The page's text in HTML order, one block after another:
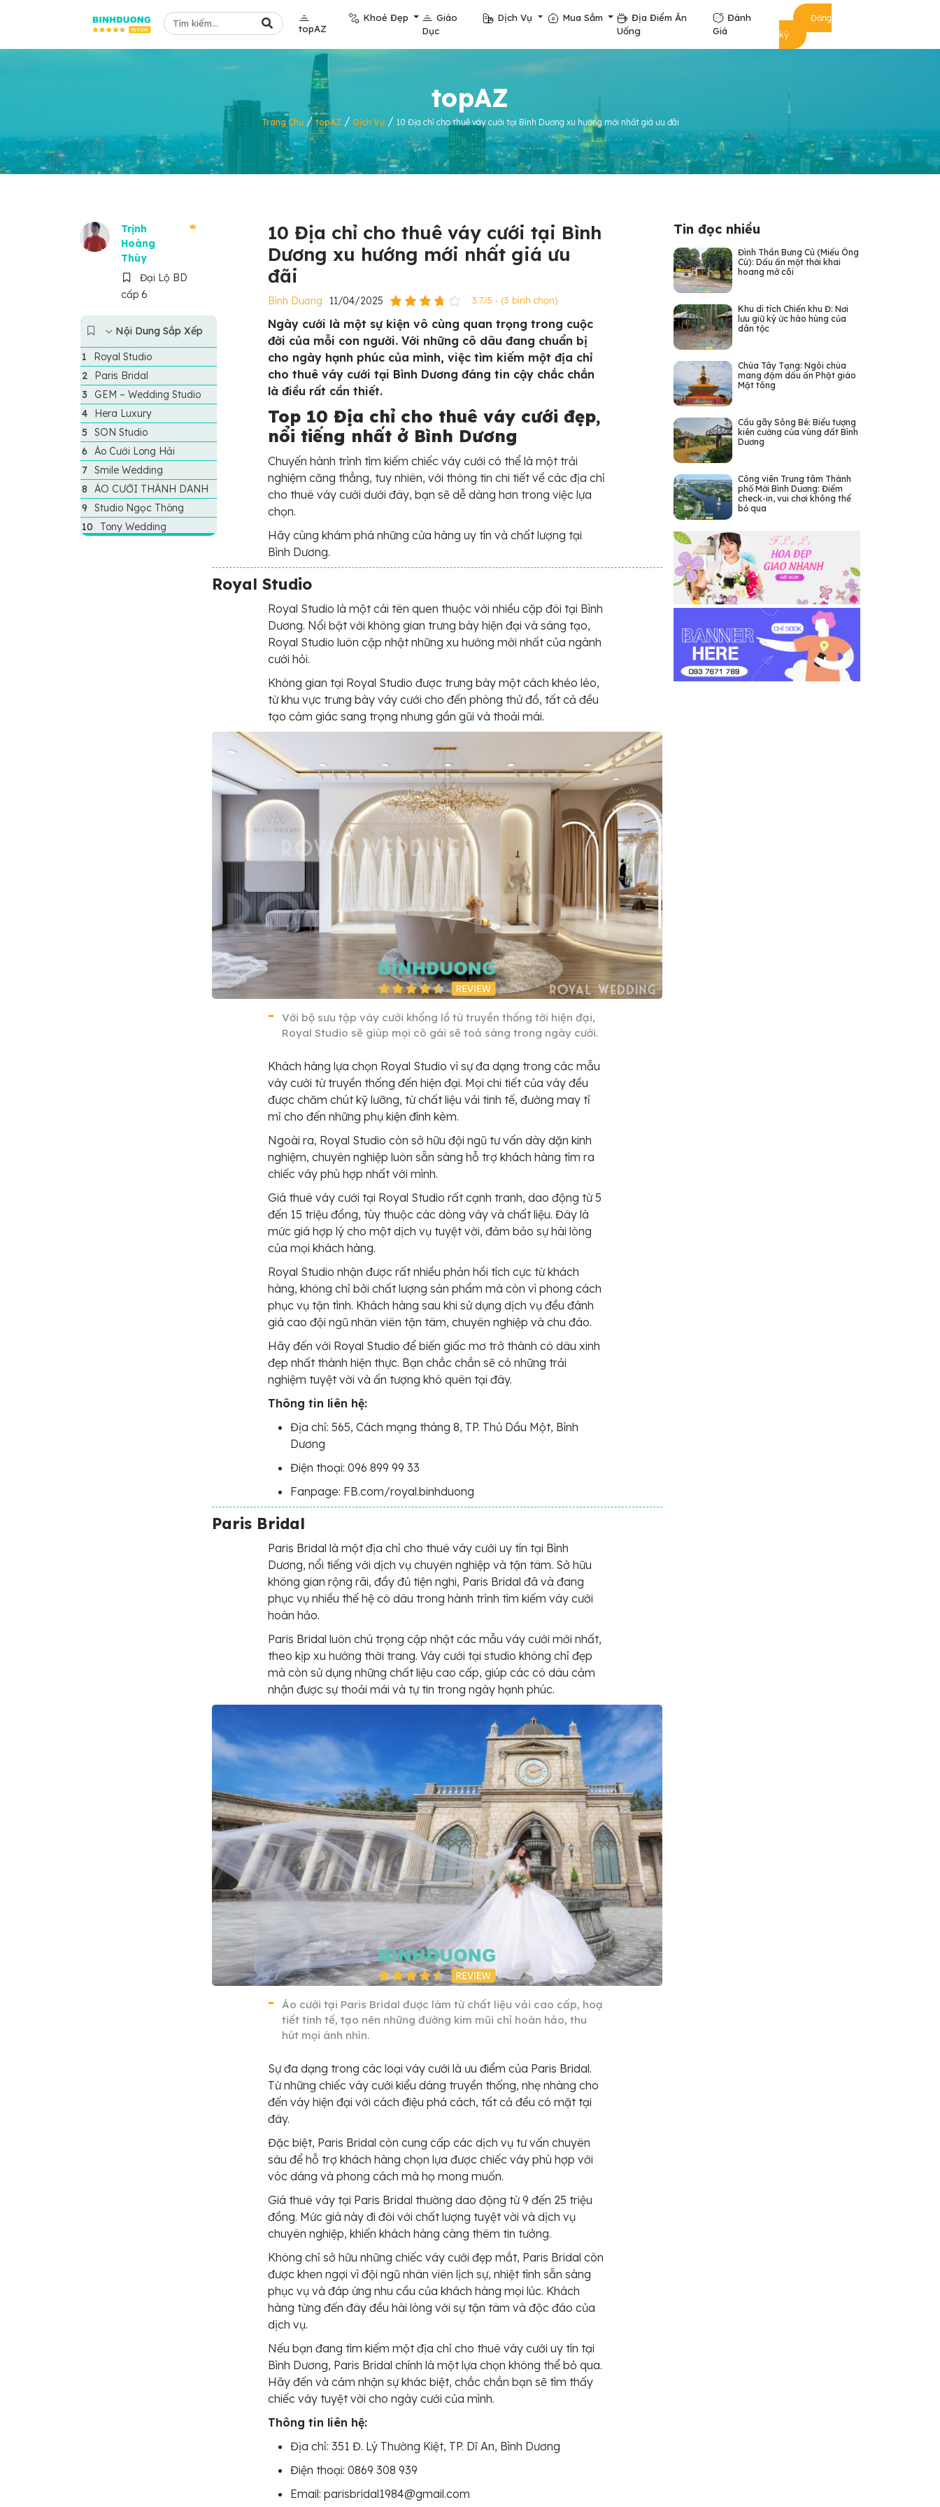
topAZ
Khoẻ Đẹp
Giáo
Dục
Dịch Vụ Mua Sắm
Địa Điểm Ăn
Uống
Đánh
Giá
Đăng
ký
topAZ
Trang Chủ/topAZ / Dịch Vụ/ 10 Địa chỉ cho thuê váy cưới tại Bình Dương xu hướng mới nhất giá ưu đãi
Trịnh
Hoàng
Thùy
Đại Lộ BD
cấp 6
10 Địa chỉ cho thuê váy cưới tại Bình
Dương xu hướng mới nhất giá ưu
đãi
Bình Dương 11/04/2025 3.7/5 - (3 bình chọn)
Nội Dung Sắp Xếp
Royal Studio
Paris Bridal
GEM – Wedding Studio
Hera Luxury
SON Studio
Áo Cưới Long Hải
Smile Wedding
ÁO CƯỚI THÀNH DANH
Studio Ngọc Thông
Tony Wedding
Ngày cưới là một sự kiện vô cùng quan trọng trong cuộc
đời của mỗi con người. Với những cô dâu đang chuẩn bị
cho ngày hạnh phúc của mình, việc tìm kiếm một địa chỉ
cho thuê váy cưới tại Bình Dương đáng tin cậy chắc chắn
là điều rất cần thiết.
Top 10 Địa chỉ cho thuê váy cưới đẹp,
nổi tiếng nhất ở Bình Dương
Chuyến hành trình tìm kiếm chiếc váy cưới có thể là một trải
nghiệm căng thẳng, tuy nhiên, với thông tin chi tiết về các địa chỉ
cho thuê váy cưới dưới đây, bạn sẽ dễ dàng hơn trong việc lựa
chọn.
Hãy cùng khám phá những cửa hàng uy tín và chất lượng tại
Bình Dương.
Royal Studio
Royal Studio là một cái tên quen thuộc với nhiều cặp đôi tại Bình
Dương. Nổi bật với không gian trưng bày hiện đại và sáng tạo,
Royal Studio luôn cập nhật những xu hướng mới nhất của ngành
cưới hỏi.
Không gian tại Royal Studio được trưng bày một cách khéo léo,
từ khu vực trưng bày váy cưới cho đến phòng thử đồ, tất cả đều
tạo cảm giác sang trọng nhưng gần gũi và thoải mái.
Với bộ sưu tập váy cưới khổng lồ từ truyền thống tới hiện đại,
Royal Studio sẽ giúp mọi cô gái sẽ toả sáng trong ngày cưới.
Khách hàng lựa chọn Royal Studio vì sự đa dạng trong các mẫu
váy cưới từ truyền thống đến hiện đại. Mọi chi tiết của váy đều
được chăm chút kỹ lưỡng, từ chất liệu vải tinh tế, đường may tỉ
mỉ cho đến những phụ kiện đính kèm.
Ngoài ra, Royal Studio còn sở hữu đội ngũ tư vấn dày dặn kinh
nghiệm, chuyên nghiệp luôn sẵn sàng hỗ trợ khách hàng tìm ra
chiếc váy phù hợp nhất với mình.
Giá thuê váy cưới tại Royal Studio rất cạnh tranh, dao động từ 5
đến 15 triệu đồng, tùy thuộc các dòng váy và chất liệu. Đây là
mức giá hợp lý cho một dịch vụ tuyệt vời, đảm bảo sự hài lòng
của mọi khách hàng.
Royal Studio nhận được rất nhiều phản hồi tích cực từ khách
hàng, không chỉ bởi chất lượng sản phẩm mà còn vì phong cách
phục vụ tận tình. Khách hàng sau khi sử dụng dịch vụ đều đánh
giá cao đội ngũ nhân viên tận tâm, chuyên nghiệp và chu đáo.
Hãy đến với Royal Studio để biến giấc mơ trở thành cô dâu xinh
đẹp nhất thành hiện thực. Bạn chắc chắn sẽ có những trải
nghiệm tuyệt vời và ấn tượng khó quên tại đây.
Thông tin liên hệ:
Địa chỉ: 565, Cách mạng tháng 8, TP. Thủ Dầu Một, Bình
Dương
Điện thoại: 096 899 99 33
Fanpage: FB.com/royal.binhduong
Paris Bridal
Paris Bridal là một địa chỉ cho thuê váy cưới uy tín tại Bình
Dương, nổi tiếng với dịch vụ chuyên nghiệp và tận tâm. Sở hữu
không gian rộng rãi, đầy đủ tiện nghi, Paris Bridal đã và đang
phục vụ nhiều thế hệ cô dâu trong hành trình tìm kiếm váy cưới
hoàn hảo.
Paris Bridal luôn chú trọng cập nhật các mẫu váy cưới mới nhất,
theo kịp xu hướng thời trang. Váy cưới tại studio không chỉ đẹp
mà còn sử dụng những chất liệu cao cấp, giúp các cô dâu cảm
nhận được sự thoải mái và tự tin trong ngày hạnh phúc.
Áo cưới tại Paris Bridal được làm từ chất liệu vải cao cấp, hoạ
tiết tinh tế, tạo nên những đường kim mũi chỉ hoàn hảo, thu
hút mọi ánh nhìn.
Sự đa dạng trong các loại váy cưới là ưu điểm của Paris Bridal.
Từ những chiếc váy cưới kiểu dáng truyền thống, nhẹ nhàng cho
đến váy hiện đại với cách điệu phá cách, tất cả đều có mặt tại
đây.
Đặc biệt, Paris Bridal còn cung cấp các dịch vụ tư vấn chuyên
sâu để hỗ trợ khách hàng chọn lựa được chiếc váy phù hợp với
vóc dáng và phong cách mà họ mong muốn.
Giá thuê váy tại Paris Bridal thường dao động từ 9 đến 25 triệu
đồng. Mức giá này đi đôi với chất lượng tuyệt vời và dịch vụ
chuyên nghiệp, khiến khách hàng càng thêm tin tưởng.
Không chỉ sở hữu những chiếc váy cưới đẹp mắt, Paris Bridal còn
được khen ngợi vì đội ngũ nhân viên lịch sự, nhiệt tình sẵn sàng
phục vụ và đáp ứng nhu cầu của khách hàng mọi lúc. Khách
hàng từng đến đây đều hài lòng với sự tận tâm và độc đáo của
dịch vụ.
Nếu bạn đang tìm kiếm một địa chỉ cho thuê váy cưới uy tín tại
Bình Dương, Paris Bridal chính là một lựa chọn không thể bỏ qua.
Hãy đến và cảm nhận sự khác biệt, chắc chắn bạn sẽ tìm thấy
chiếc váy tuyệt vời cho ngày cưới của mình.
Thông tin liên hệ:
Địa chỉ: 351 Đ. Lý Thường Kiệt, TP. Dĩ An, Bình Dương
Điện thoại: 0869 308 939
Email: parisbridal1984@gmail.com
Tin đọc nhiều
Đình Thần Bưng Cù (Miếu Ông
Cù): Dấu ấn một thời khai
hoang mở cõi
Khu di tích Chiến khu Đ: Nơi
lưu giữ ký ức hào hùng của
dân tộc
Chùa Tây Tạng: Ngôi chùa
mang đậm dấu ấn Phật giáo
Mật tông
Cầu gãy Sông Bé: Biểu tượng
kiên cường của vùng đất Bình
Dương
Công viên Trung tâm Thành
phố Mới Bình Dương: Điểm
check-in, vui chơi không thể
bỏ qua